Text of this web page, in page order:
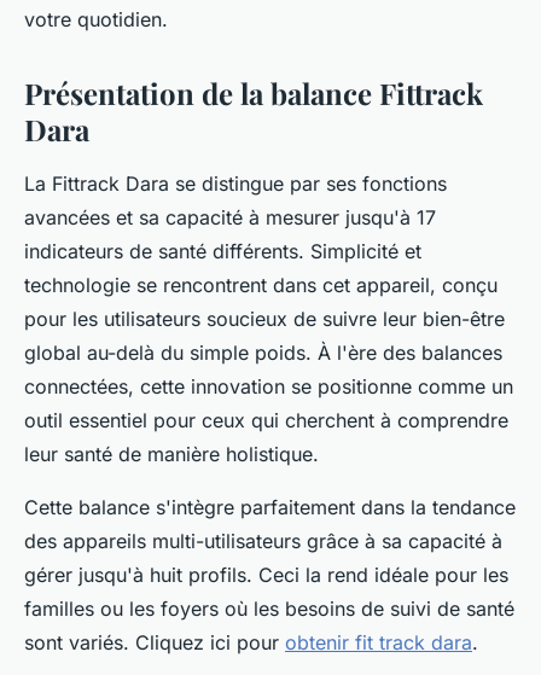
votre quotidien.
Présentation de la balance Fittrack
Dara
La Fittrack Dara se distingue par ses fonctions
avancées et sa capacité à mesurer jusqu'à 17
indicateurs de santé différents. Simplicité et
technologie se rencontrent dans cet appareil, conçu
pour les utilisateurs soucieux de suivre leur bien-être
global au-delà du simple poids. À l'ère des balances
connectées, cette innovation se positionne comme un
outil essentiel pour ceux qui cherchent à comprendre
leur santé de manière holistique.
Cette balance s'intègre parfaitement dans la tendance
des appareils multi-utilisateurs grâce à sa capacité à
gérer jusqu'à huit profils. Ceci la rend idéale pour les
familles ou les foyers où les besoins de suivi de santé
sont variés. Cliquez ici pour obtenir fit track dara.